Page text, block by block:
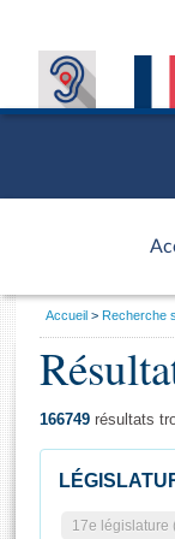
Vous
Accueil Recherche
166749 résultats
17e législature